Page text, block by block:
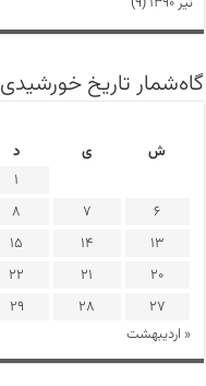
گاه‌شمار تاریخ خورشیدی
ش
ی د
« اردیبهشت
1
6
7
8
13
14
15
20
21
22
27
28
29